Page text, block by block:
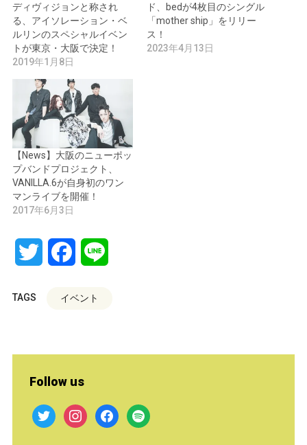
ディヴィジョンと称され
る、アイソレーション・ベ
ルリンのスペシャルイベン
トが東京・大阪で決定！
2019年1月8日
ド、bedが4枚目のシングル
「mother ship」をリリー
ス！
2023年4月13日
【News】大阪のニューポッ
プバンドプロジェクト、
VANILLA.6が自身初のワン
マンライブを開催！
2017年6月3日
Twitter Facebook
TAGS イベント
Follow us
twitter instagramfacebook
spotify